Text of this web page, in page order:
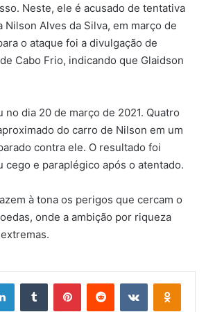
Neste, ele é acusado de tentativa
Alves da Silva, em março de
o ataque foi a divulgação de
Cabo Frio, indicando que Glaidson
no dia 20 de março de 2021. Quatro
do carro de Nilson em um
contra ele. O resultado foi
cego e paraplégico após o atentado.
à tona os perigos que cercam o
onde a ambição por riqueza
LinkedinTumblr PinterestReddit VK OK